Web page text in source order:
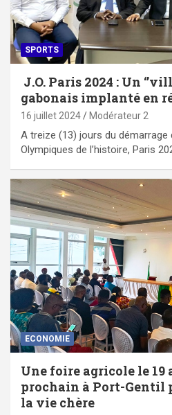
SPORTS
J.O. Paris 2024 : Un
gabonais implanté en
16 juillet 2024 Modérateur 2
A treize (13) jours du démarrage
Olympiques de l’histoire, Paris
ECONOMIE
Une foire agricole le 19
prochain à Port-Gentil
la vie chère